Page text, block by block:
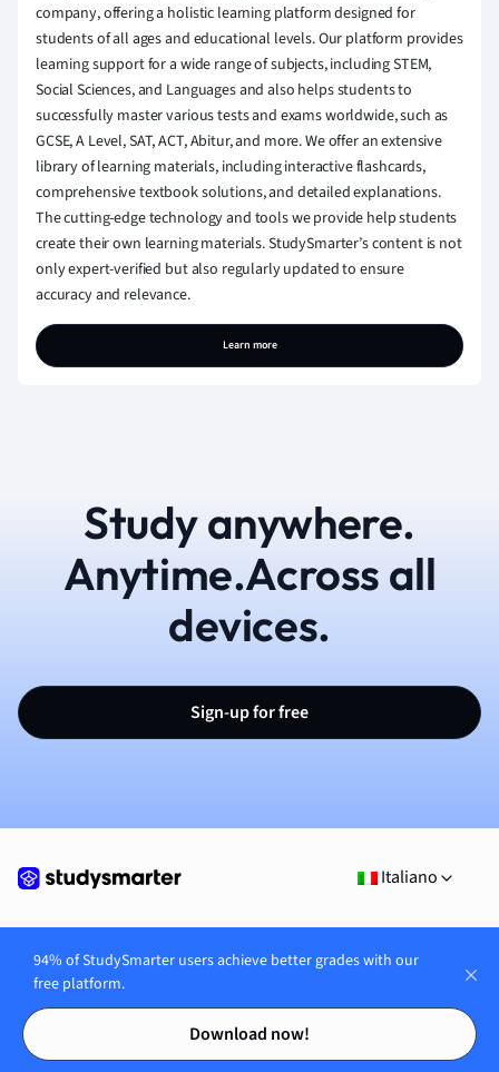
Contents
Contents
company, offering a holistic learning platform designed for
students of all ages and educational levels. Our platform provides
learning support for a wide range of subjects, including STEM,
Social Sciences, and Languages and also helps students to
successfully master various tests and exams worldwide, such as
GCSE, A Level, SAT, ACT, Abitur, and more. We offer an extensive
library of learning materials, including interactive flashcards,
comprehensive textbook solutions, and detailed explanations.
The cutting-edge technology and tools we provide help students
create their own learning materials. StudySmarter’s content is not
only expert-verified but also regularly updated to ensure
accuracy and relevance.
Learn more
Study anywhere.
Anytime.Across all
devices.
Sign-up for free
Italiano
Azienda
94% of StudySmarter users achieve better grades with our
free platform.
Download now!